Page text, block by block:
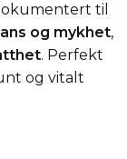
til
og mykhet,
. Perfekt
og vitalt